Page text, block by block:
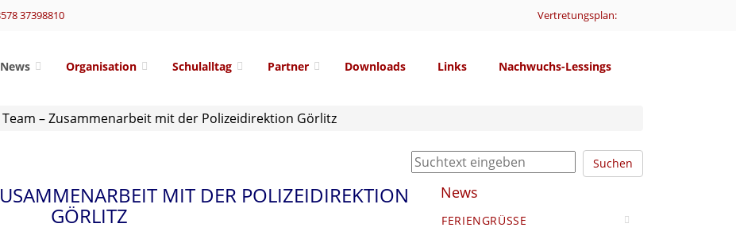
37398810 Vertretungsplan:
News Organisation Schulalltag Partner Downloads Links Nachwuchs-Lessings
– Zusammenarbeit mit der Polizeidirektion Görlitz
Suchen
MIT DER POLIZEIDIREKTION
GÖRLITZ
News
FERIENGRÜSSE